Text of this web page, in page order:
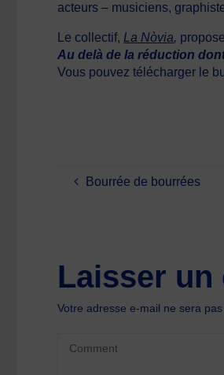
acteurs – musiciens,
Le collectif, La Nòvia,
Au delà de la réduction
Vous pouvez télécharger le
Bourrée de bourrées
Laisser un
Votre adresse e-mail ne sera pas